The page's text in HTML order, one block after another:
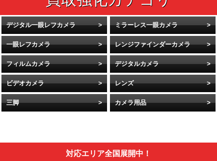
デジタル一眼レフカメラ ミラーレス一眼カメラ
一眼レフカメラ レンジファインダーカメラ
フィルムカメラ デジタルカメラ
ビデオカメラ レンズ
三脚 カメラ用品
対応エリア全国展開中！